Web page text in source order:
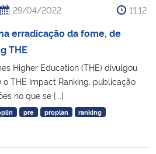
dos Direitos Humanos
29/04/2022 11:12
erradicação da fome, de
THE
Higher Education (THE) divulgou
o THE Impact Ranking, publicação
no que se [...]
pre proplan ranking